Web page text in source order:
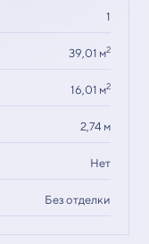
1
39,01 м2
16,01 м2
2,74 м
Нет
Без отделки